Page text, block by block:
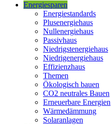
Energiesparen
Energiestandards
Plusenergiehaus
Nullenergiehaus
Passivhaus
Niedrigstenergiehaus
Niedrigenergiehaus
Effizienzhaus
Themen
Ökologisch bauen
CO2 neutrales Bauen
Erneuerbare Energien
Wärmedämmung
Solaranlagen